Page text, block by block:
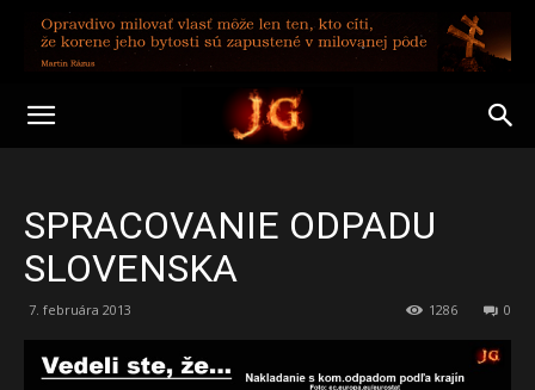
SPRACOVANIE ODPADU
SLOVENSKA
7. februára 2013 0
1286